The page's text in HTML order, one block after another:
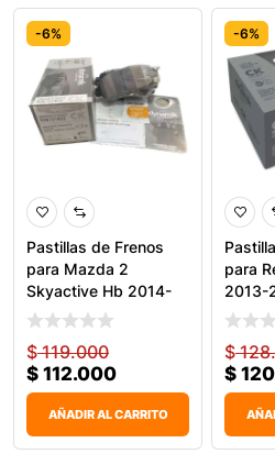
-6%
Pastillas de Frenos
para Mazda 2
Skyactive Hb 2014-
2018 &
$119.000
$ 112.000
AÑADIR AL CARRITO
-6%
para
2013-
$
$